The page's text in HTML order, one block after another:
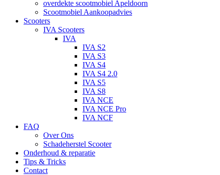
overdekte scootmobiel Apeldoorn
Scootmobiel Aankoopadvies
Scooters
IVA Scooters
IVA
IVA S2
IVA S3
IVA S4
IVA S4 2.0
IVA S5
IVA S8
IVA NCE
IVA NCE Pro
IVA NCF
FAQ
Over Ons
Schadeherstel Scooter
Onderhoud & reparatie
Tips & Tricks
Contact